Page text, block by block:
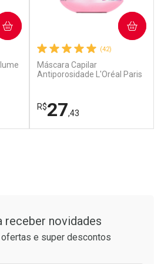
(42)
Máscara Capilar
Antiporosidade L'Oréal Paris
R$27,43
COMPRAR
receber novidades
e super descontos